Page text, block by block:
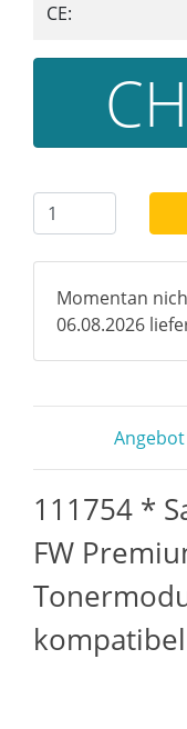
CE:
Momentan
06.08.2026
Angebot
111754 *
FW